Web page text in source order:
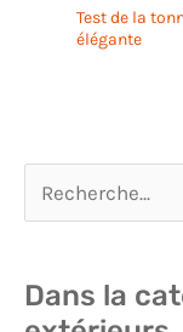
Test de la
élégante
Dans la